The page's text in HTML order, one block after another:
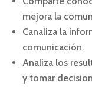
mejora la
Canaliza la
comunicación.
Analiza los
y tomar